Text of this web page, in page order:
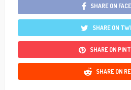
SHARE ON
SHARE ON
SHARE ON
SHARE ON